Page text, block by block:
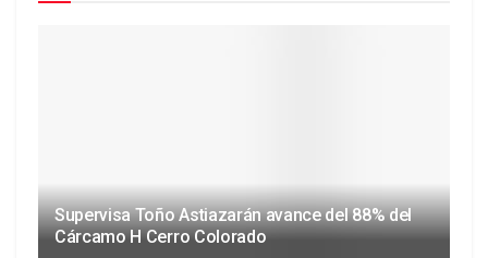
Supervisa Toño Astiazarán avance del 88% del
Cárcamo H Cerro Colorado